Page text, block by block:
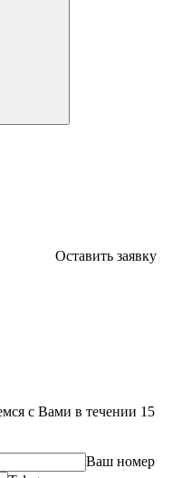
Оставить заявку
с Вами в течении 15
Ваш номер